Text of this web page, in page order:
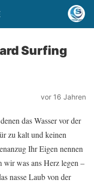
Surfing
vor 16 Jahren
das Wasser vor der
zu kalt und keinen
Ihr Eigen nennen
wir was ans Herz legen –
nasse Laub von der